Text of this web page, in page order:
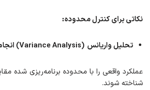
نکاتی برای کنترل محدوده:
تحلیل واریانس (Variance Analysis) انجام دهید:
عملکرد واقعی را با محدوده برنامه‌ریزی شده
شناخته شوند.